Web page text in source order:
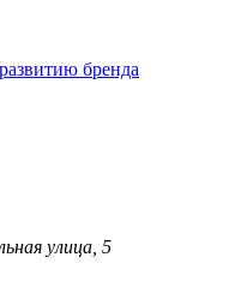
бренда
улица, 5